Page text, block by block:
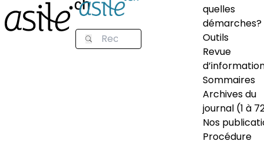
quelles
démarches?
Outils
Revue
Sommaires
Archives du
journal (1 à
Nos
Procédure